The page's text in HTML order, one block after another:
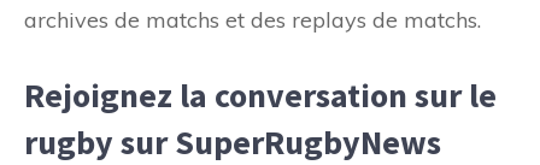
archives de matchs et des replays de matchs.
Rejoignez la conversation sur le
rugby sur SuperRugbyNews